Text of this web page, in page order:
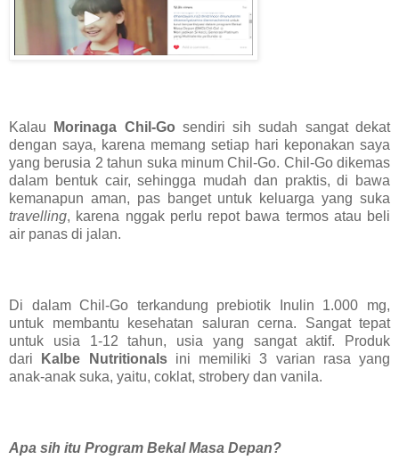
Kalau Morinaga Chil-Go sendiri sih sudah sangat dekat
dengan saya, karena memang setiap hari keponakan saya
yang berusia 2 tahun suka minum Chil-Go. Chil-Go dikemas
dalam bentuk cair, sehingga mudah dan praktis, di bawa
kemanapun aman, pas banget untuk keluarga yang suka
travelling, karena nggak perlu repot bawa termos atau beli
air panas di jalan.
Di dalam Chil-Go terkandung prebiotik Inulin 1.000 mg,
untuk membantu kesehatan saluran cerna. Sangat tepat
untuk usia 1-12 tahun, usia yang sangat aktif. Produk
dari
Kalbe Nutritionalsini memiliki 3 varian rasa yang
anak-anak suka, yaitu, coklat, strobery dan vanila.
Apa sih itu Program Bekal Masa Depan?